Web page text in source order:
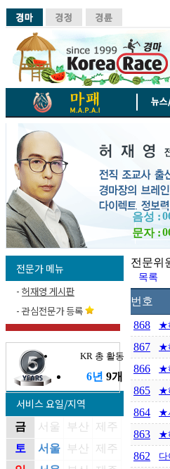
음성 :
문자 :
전문가 메뉴
- 허재영 게시판
-관심전문가 등록
KR 총 활동기간
6년 9개월
서비스 요일/지역
금 서울 부산
제주
토
서울 부산
제주
전문위
목록
번호
868
★
867 ★
866 ★
865 ★
864 ★
863 ★
862